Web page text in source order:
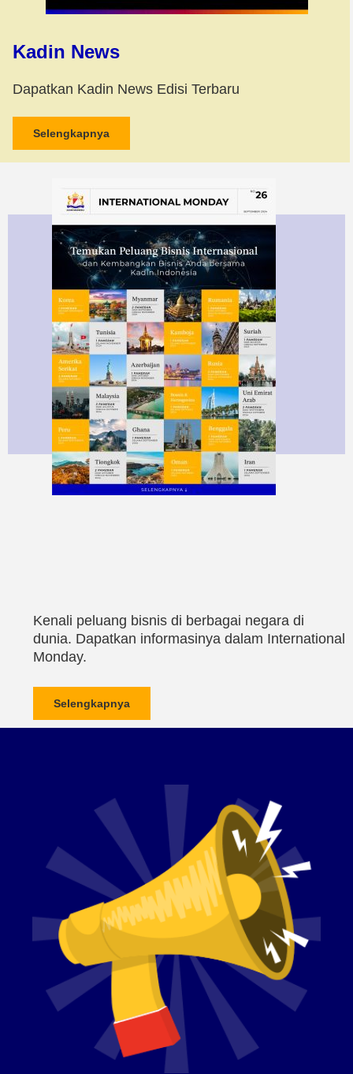
Kadin News
Dapatkan Kadin News Edisi Terbaru
Selengkapnya
Kenali peluang bisnis di berbagai negara di
dunia. Dapatkan informasinya dalam International
Monday.
Selengkapnya